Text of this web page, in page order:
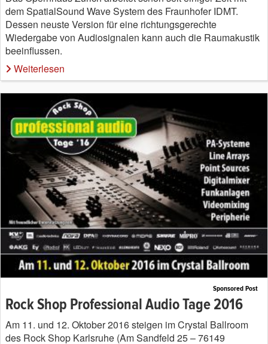
dem SpatialSound Wave System des Fraunhofer IDMT.
Dessen neuste Version für eine richtungsgerechte
Wiedergabe von Audiosignalen kann auch die Raumakustik
beeinflussen.
Weiterlesen
Sponsored Post
Rock Shop Professional Audio Tage 2016
Am 11. und 12. Oktober 2016 steigen im Crystal Ballroom
des Rock Shop Karlsruhe (Am Sandfeld 25 – 76149